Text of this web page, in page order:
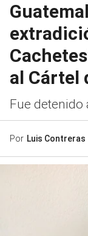
al Cártel
Fue detenido
Por Luis Contreras